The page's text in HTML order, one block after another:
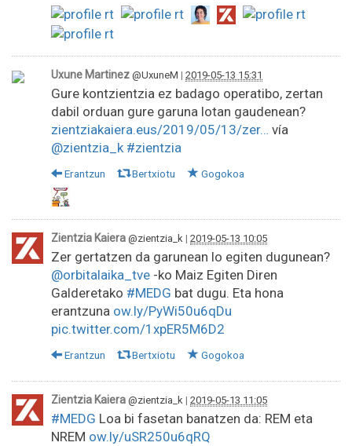
Uxune Martinez @UxuneM | 2019-05-13 15:31
Gure kontzientzia ez badago operatibo, zertan
dabil orduan gure garuna lotan gaudenean?
zientziakaiera.eus/2019/05/13/zer… vía
@zientzia_k #zientzia
Erantzun Bertxiotu Gogokoa
Zientzia Kaiera @zientzia_k | 2019-05-13 10:05
Zer gertatzen da garunean lo egiten dugunean?
@orbitalaika_tve -ko Maiz Egiten Diren
Galderetako #MEDG bat dugu. Eta hona
erantzuna ow.ly/PyWi50u6qDu
pic.twitter.com/1xpER5M6D2
Erantzun Bertxiotu Gogokoa
Zientzia Kaiera @zientzia_k | 2019-05-13 11:05
#MEDG Loa bi fasetan banatzen da: REM eta
NREM ow.ly/uSR250u6qRQ